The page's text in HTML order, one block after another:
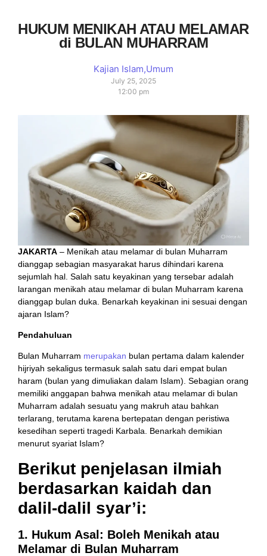
HUKUM MENIKAH ATAU MELAMAR
di BULAN MUHARRAM
Kajian Islam,Umum
July 25, 2025
12:00 pm
JAKARTA – Menikah atau melamar di bulan Muharram
dianggap sebagian masyarakat harus dihindari karena
sejumlah hal. Salah satu keyakinan yang tersebar adalah
larangan menikah atau melamar di bulan Muharram karena
dianggap bulan duka. Benarkah keyakinan ini sesuai dengan
ajaran Islam?
Pendahuluan
Bulan Muharram merupakan bulan pertama dalam kalender
hijriyah sekaligus termasuk salah satu dari empat bulan
haram (bulan yang dimuliakan dalam Islam). Sebagian orang
memiliki anggapan bahwa menikah atau melamar di bulan
Muharram adalah sesuatu yang makruh atau bahkan
terlarang, terutama karena bertepatan dengan peristiwa
kesedihan seperti tragedi Karbala. Benarkah demikian
menurut syariat Islam?
Berikut penjelasan ilmiah
berdasarkan kaidah dan
dalil-dalil syar’i:
1. Hukum Asal: Boleh Menikah atau
Melamar di Bulan Muharram